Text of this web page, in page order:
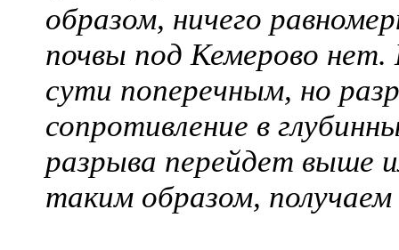
образом, ничего
почвы под Кемерово
сути поперечным, но
сопротивление в
разрыва перейдет выше
таким образом,